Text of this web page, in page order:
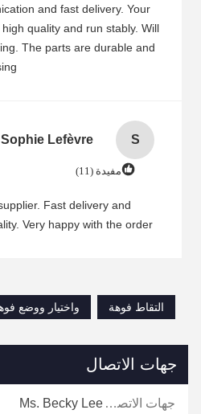
and fast delivery. Your
quality and run stably. Will
The parts are durable and
S
Sophie Lefèvre
مفيدة (11)
Fast delivery and
Very happy with the order.
التقاط فوهة
واختيار ووضع
جهات الاتصال
جهات الاتصال: Ms. Becky Lee